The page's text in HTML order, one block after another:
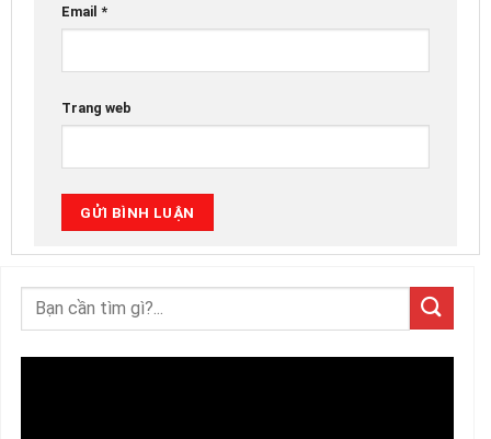
Email *
Trang web